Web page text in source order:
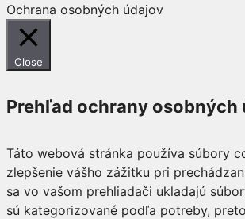
Ochrana osobných údajov
Close
Prehľad ochrany osobných
Táto webová stránka používa súbory
zlepšenie vášho zážitku pri
sa vo vašom prehliadači ukladajú
sú kategorizované podľa potreby,